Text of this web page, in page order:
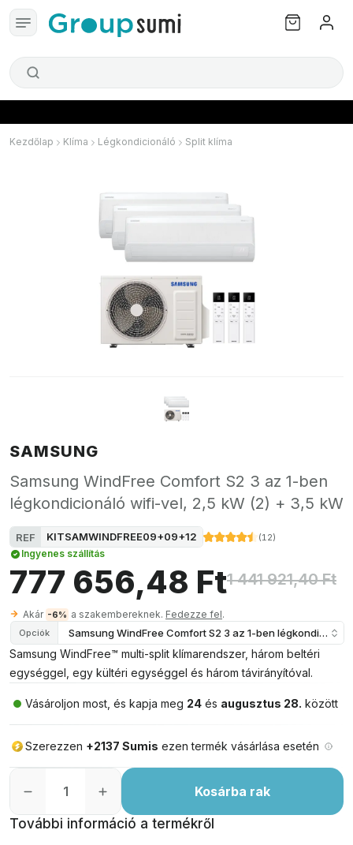
Kezdőlap Klíma Légkondicionáló Split klíma
SAMSUNG
Samsung WindFree Comfort S2 3 az 1-ben
légkondicionáló wifi-vel, 2,5 kW (2) + 3,5 kW
REF KITSAMWINDFREE09+09+12 (12)
Ingyenes szállítás
777 656,48 Ft1 441 921,40 Ft
Akár -6% a szakembereknek. Fedezze fel.
Opciók Samsung WindFree Comfort S2 3 az 1-ben
Samsung WindFree™ multi-split klímarendszer, három beltéri
egységgel, egy kültéri egységgel és három távirányítóval.
Vásároljon most, és kapja meg 24 és augusztus 28. között
Szerezzen +2137 Sumis ezen termék vásárlása esetén
Kosárba rak
További információ a termékről